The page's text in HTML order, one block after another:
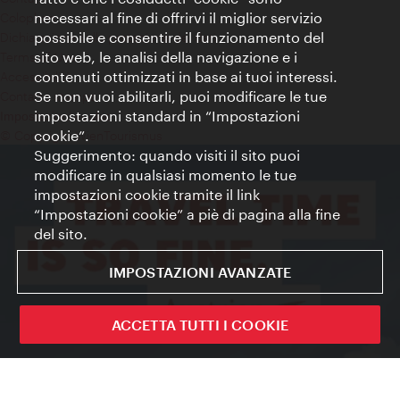
Colophon
Dichiarazione sulla protezione dei dati
Terms of Use
Accessibilità
Contatto stampa
Impostazioni cookie
© Copyright WienTourismus
necessari al fine di offrirvi il miglior servizio
possibile e consentire il funzionamento del
sito web, le analisi della navigazione e i
contenuti ottimizzati in base ai tuoi interessi.
Se non vuoi abilitarli, puoi modificare le tue
impostazioni standard in “Impostazioni
cookie”.
Suggerimento: quando visiti il sito puoi
modificare in qualsiasi momento le tue
impostazioni cookie tramite il link
“Impostazioni cookie” a piè di pagina alla fine
del sito.
IMPOSTAZIONI AVANZATE
ACCETTA TUTTI I COOKIE